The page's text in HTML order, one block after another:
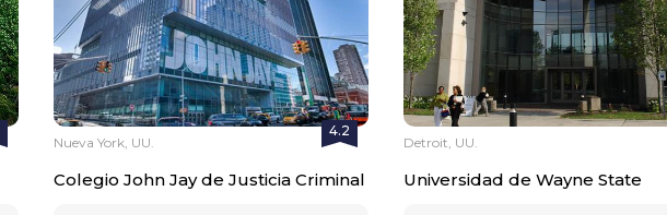
4.2
Nueva York, UU.
Colegio John Jay de Justicia Criminal
Detroit, UU.
Universidad de Wayne State